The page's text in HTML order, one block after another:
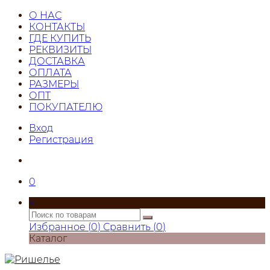
О НАС
КОНТАКТЫ
ГДЕ КУПИТЬ
РЕКВИЗИТЫ
ДОСТАВКА
ОПЛАТА
РАЗМЕРЫ
ОПТ
ПОКУПАТЕЛЮ
Вход
Регистрация
0
×
Избранное (0) Сравнить (0)
Каталог